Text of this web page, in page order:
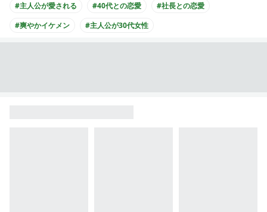
#主人公が愛される
#40代との恋愛
#社長との恋愛
#爽やかイケメン
#主人公が30代女性